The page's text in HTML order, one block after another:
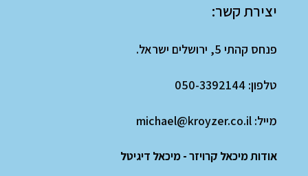
יצירת קשר:
פנחס קהתי 5, ירושלים ישראל.
טלפון: 050-3392144
מייל: michael@kroyzer.co.il
אודות מיכאל קרויזר - מיכאל דיגיטל